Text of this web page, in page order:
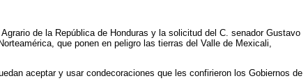
de la República de Honduras y la solicitud del C. senador Gustavo
que ponen en peligro las tierras del Valle de Mexicali,
aceptar y usar condecoraciones que les confirieron los Gobiernos de